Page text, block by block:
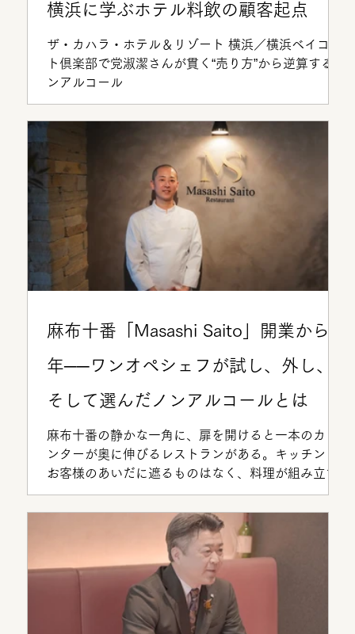
横浜に学ぶホテル料飲の顧客起点
ザ・カハラ・ホテル＆リゾート 横浜／横浜ベイコー
ト倶楽部で党淑潔さんが貫く“売り方”から逆算するノ
ンアルコール
麻布十番「Masashi Saito」開業から1
年──ワンオペシェフが試し、外し、
そして選んだノンアルコールとは
麻布十番の静かな一角に、扉を開けると一本のカウ
ンターが奥に伸びるレストランがある。キッチンと
お客様のあいだに遮るものはなく、料理が組み立て
られていく手元から、皿に盛り付けられるまでの一
連の動きがそのまま見える設計だ。ここで料理、サ
ービス、ドリンク提供、すべてを担うのが、シェフ
の齊藤大士（まさし）さんである。 「Masashi
Saito」は、2025年にオープンしたフレンチベースの
レストラン。完全予約制、1日2組限定、そしてワン
オペというスタイルで、麻布十番という激戦区にあ
っても独自の静けさを保っている。メニューはな